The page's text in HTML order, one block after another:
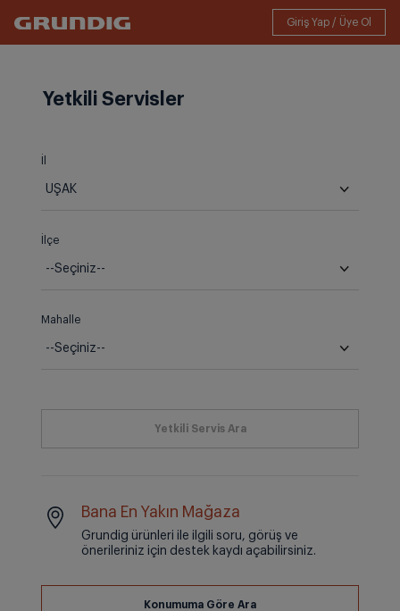
Yetkili Servisler
İlçe
Mahalle
Bana En Yakın Mağaza
Grundig ürünleri ile ilgili soru, görüş ve
önerileriniz için destek kaydı açabilirsiniz.